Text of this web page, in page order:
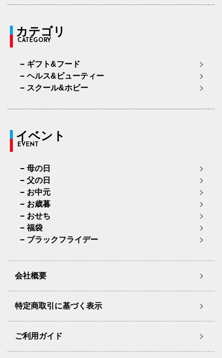
カテゴリ
CATEGORY
ギフト&フード
ヘルス&ビューティー
スクール&ホビー
イベント
EVENT
母の日
父の日
お中元
お歳暮
おせち
福袋
ブラックフライデー
会社概要
特定商取引に基づく表示
ご利用ガイド